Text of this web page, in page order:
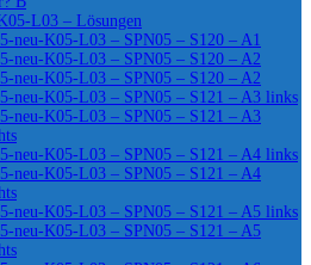
L03 – Lösungen
neu-K05-L03 – SPN05 – S120 – A1
neu-K05-L03 – SPN05 – S120 – A2
neu-K05-L03 – SPN05 – S120 – A2
neu-K05-L03 – SPN05 – S121 – A3 links
neu-K05-L03 – SPN05 – S121 – A3
neu-K05-L03 – SPN05 – S121 – A4 links
neu-K05-L03 – SPN05 – S121 – A4
neu-K05-L03 – SPN05 – S121 – A5 links
neu-K05-L03 – SPN05 – S121 – A5